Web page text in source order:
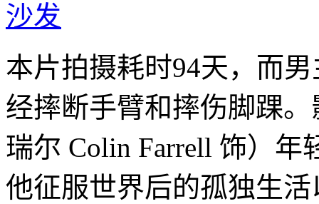
沙发
本片拍摄耗时94天，而
经摔断手臂和摔伤脚踝。
瑞尔 Colin Farrell 饰）
他征服世界后的孤独生